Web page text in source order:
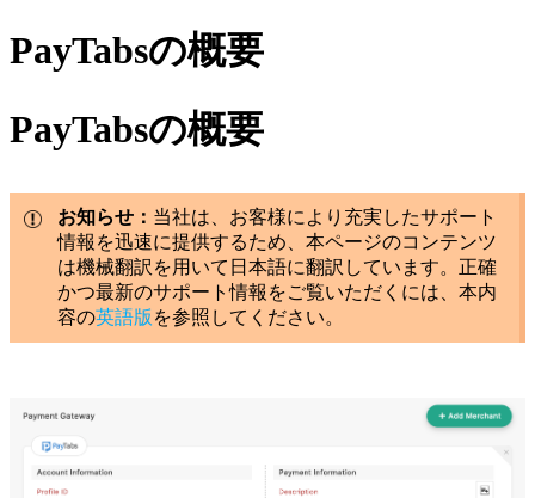
PayTabsの概要
PayTabsの概要
お知らせ： 当社は、お客様により充実したサポート
情報を迅速に提供するため、本ページのコンテンツ
は機械翻訳を用いて日本語に翻訳しています。正確
かつ最新のサポート情報をご覧いただくには、本内
容の英語版 を参照してください。